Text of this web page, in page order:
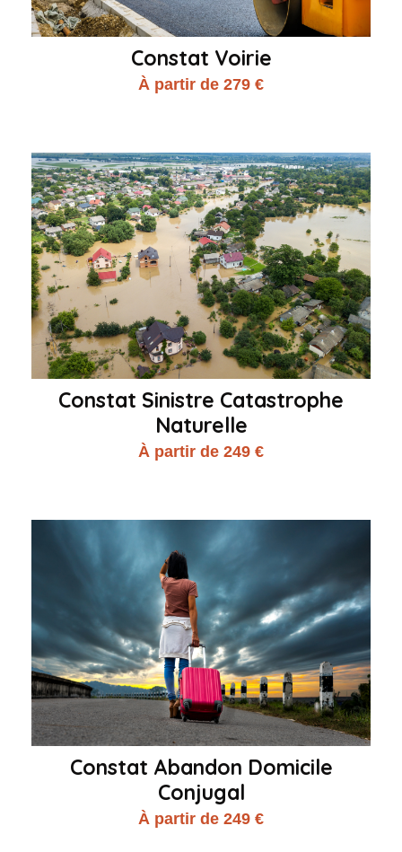
Constat Voirie
À partir de 279 €
Constat Sinistre Catastrophe
Naturelle
À partir de 249 €
Constat Abandon Domicile
Conjugal
À partir de 249 €